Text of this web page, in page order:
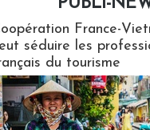
France-
séduire les
du tourisme